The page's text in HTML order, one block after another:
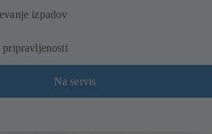
izpadov
pripravljenosti
Na servis